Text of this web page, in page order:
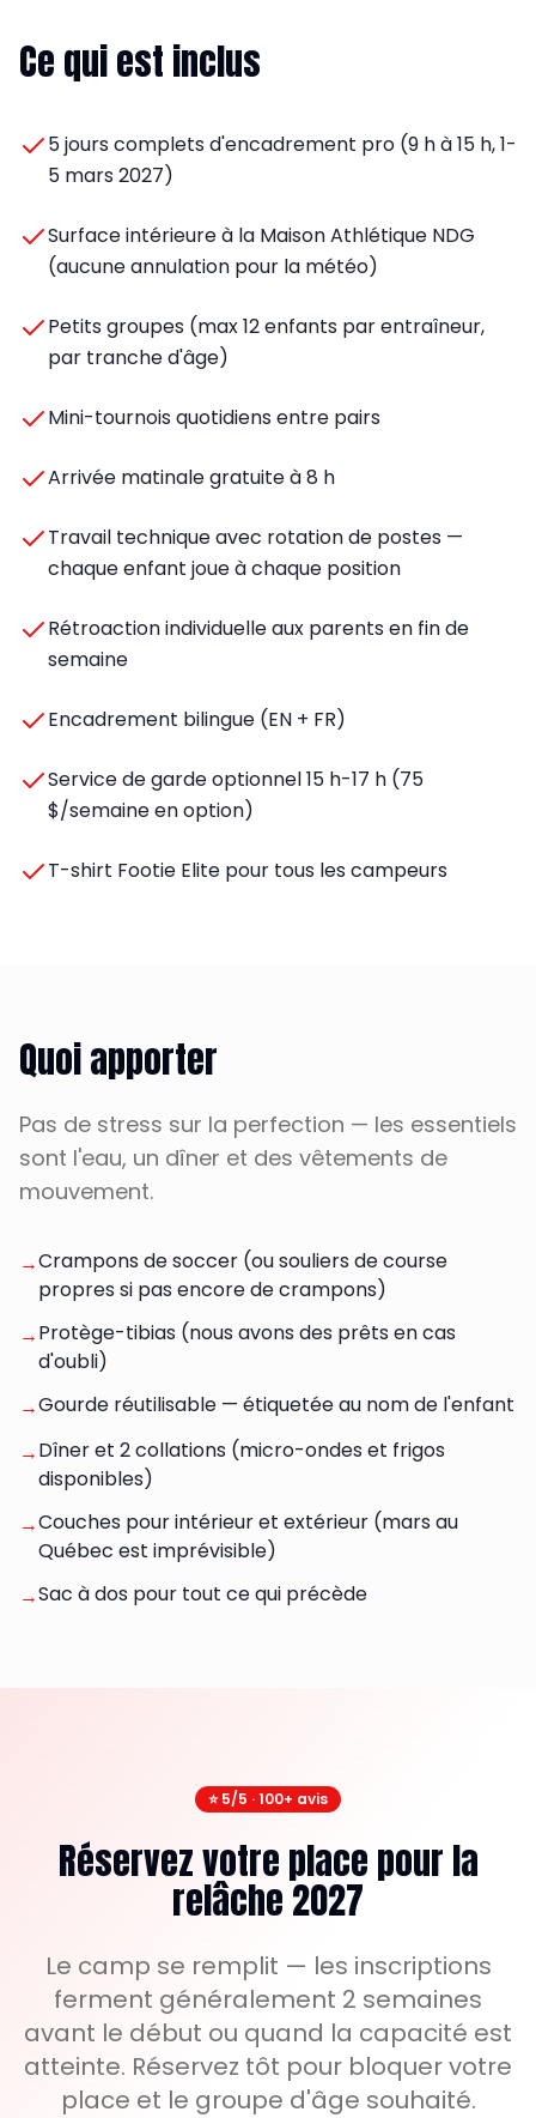
Ce qui est inclus
5 jours complets d'encadrement pro (9 h à 15 h, 1-
5 mars 2027)
Surface intérieure à la Maison Athlétique NDG
(aucune annulation pour la météo)
Petits groupes (max 12 enfants par entraîneur,
par tranche d'âge)
Mini-tournois quotidiens entre pairs
Arrivée matinale gratuite à 8 h
Travail technique avec rotation de postes —
chaque enfant joue à chaque position
Rétroaction individuelle aux parents en fin de
semaine
Encadrement bilingue (EN + FR)
Service de garde optionnel 15 h-17 h (75
$/semaine en option)
T-shirt Footie Elite pour tous les campeurs
Quoi apporter
Pas de stress sur la perfection — les essentiels
sont l'eau, un dîner et des vêtements de
mouvement.
→Crampons de soccer (ou souliers de course
propres si pas encore de crampons)
→Protège-tibias (nous avons des prêts en cas
d'oubli)
→Gourde réutilisable — étiquetée au nom de l'enfant
→Dîner et 2 collations (micro-ondes et frigos
disponibles)
→Couches pour intérieur et extérieur (mars au
Québec est imprévisible)
→Sac à dos pour tout ce qui précède
⭐ 5/5 · 100+ avis
Réservez votre place pour la
relâche 2027
Le camp se remplit — les inscriptions
ferment généralement 2 semaines
avant le début ou quand la capacité est
atteinte. Réservez tôt pour bloquer votre
place et le groupe d'âge souhaité.